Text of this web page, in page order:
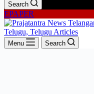
Search
EPAPER
Menu Search